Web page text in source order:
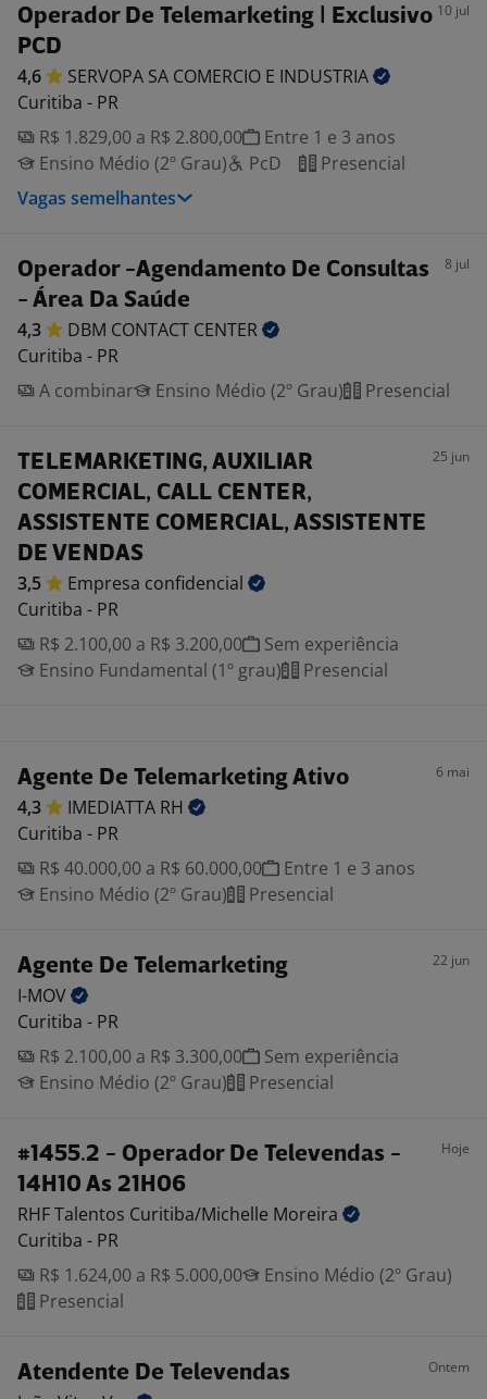
Operador De Telemarketing | Exclusivo
PCD
10 jul
4,6 SERVOPA SA COMERCIO E INDUSTRIA
Curitiba - PR
R$ 1.829,00 a R$ 2.800,00
Entre 1 e 3 anos
Ensino Médio (2º Grau)
PcD
Presencial
Vagas semelhantes
Operador -Agendamento De Consultas
- Área Da Saúde
8 jul
4,3 DBM CONTACT CENTER
Curitiba - PR
A combinar
Ensino Médio (2º Grau) Presencial
TELEMARKETING, AUXILIAR
COMERCIAL, CALL CENTER,
ASSISTENTE COMERCIAL, ASSISTENTE
DE VENDAS
25 jun
3,5 Empresa confidencial
Curitiba - PR
R$ 2.100,00 a R$ 3.200,00
Sem experiência
Ensino Fundamental (1º grau)
Presencial
Agente De Telemarketing Ativo 6 mai
4,3 IMEDIATTA RH
Curitiba - PR
R$ 40.000,00 a R$ 60.000,00
Entre 1 e 3 anos
Ensino Médio (2º Grau)
Presencial
Agente De Telemarketing 22 jun
I-MOV
Curitiba - PR
R$ 2.100,00 a R$ 3.300,00
Sem experiência
Ensino Médio (2º Grau)
Presencial
#1455.2 - Operador De Televendas -
14H10 As 21H06
Hoje
RHF Talentos Curitiba/Michelle Moreira
Curitiba - PR
R$ 1.624,00 a R$ 5.000,00
Ensino Médio (2º Grau)
Presencial
Atendente De Televendas Ontem